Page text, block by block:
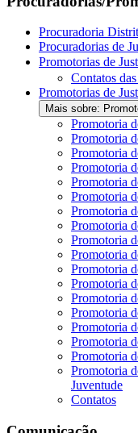
Procuradoria
Procuradorias de
Promotorias de
Contatos
Promotorias de
Mais sobre:
Promotoria
Promotoria
Promotoria
Promotoria
Promotoria
Promotoria
Promotoria
Promotoria
Promotoria
Promotoria
Promotoria
Promotoria
Promotoria
Promotoria
Promotoria
Promotoria
Promotoria
Promotoria
Juventude
Contatos